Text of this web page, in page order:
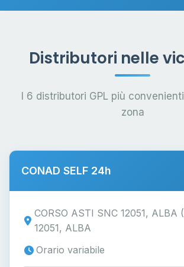
Distributori nelle
I 6 distributori GPL più
zona
CONAD SELF 24h
CORSO ASTI SNC 12051, ALBA
12051, ALBA
Orario variabile